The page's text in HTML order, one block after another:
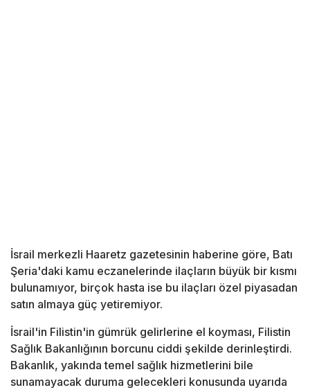
İsrail merkezli Haaretz gazetesinin haberine göre, Batı
Şeria'daki kamu eczanelerinde ilaçların büyük bir kısmı
bulunamıyor, birçok hasta ise bu ilaçları özel piyasadan
satın almaya güç yetiremiyor.
İsrail'in Filistin'in gümrük gelirlerine el koyması, Filistin
Sağlık Bakanlığının borcunu ciddi şekilde derinleştirdi.
Bakanlık, yakında temel sağlık hizmetlerini bile
sunamayacak duruma gelecekleri konusunda uyarıda